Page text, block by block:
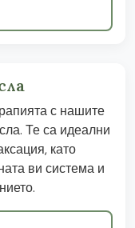
с нашите
Те са идеални
като
ви система и